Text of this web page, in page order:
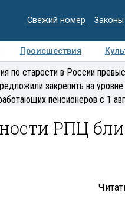
Свежий номер Законы
Происшествия
Интервью
по старости в России
закрепить на
пенсионеров с 1
РПЦ